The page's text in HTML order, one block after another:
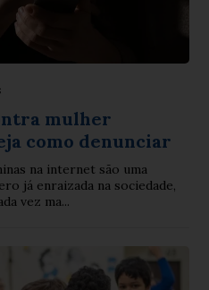
mulher
como denunciar
na internet são uma
já enraizada na sociedade,
vez ma...